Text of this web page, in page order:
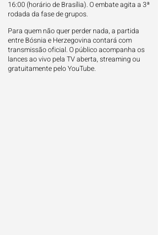
16:00 (horário de Brasília). O embate agita a 3ª
rodada da fase de grupos.
Para quem não quer perder nada, a partida
entre Bósnia e Herzegovina contará com
transmissão oficial. O público acompanha os
lances ao vivo pela TV aberta, streaming ou
gratuitamente pelo YouTube.